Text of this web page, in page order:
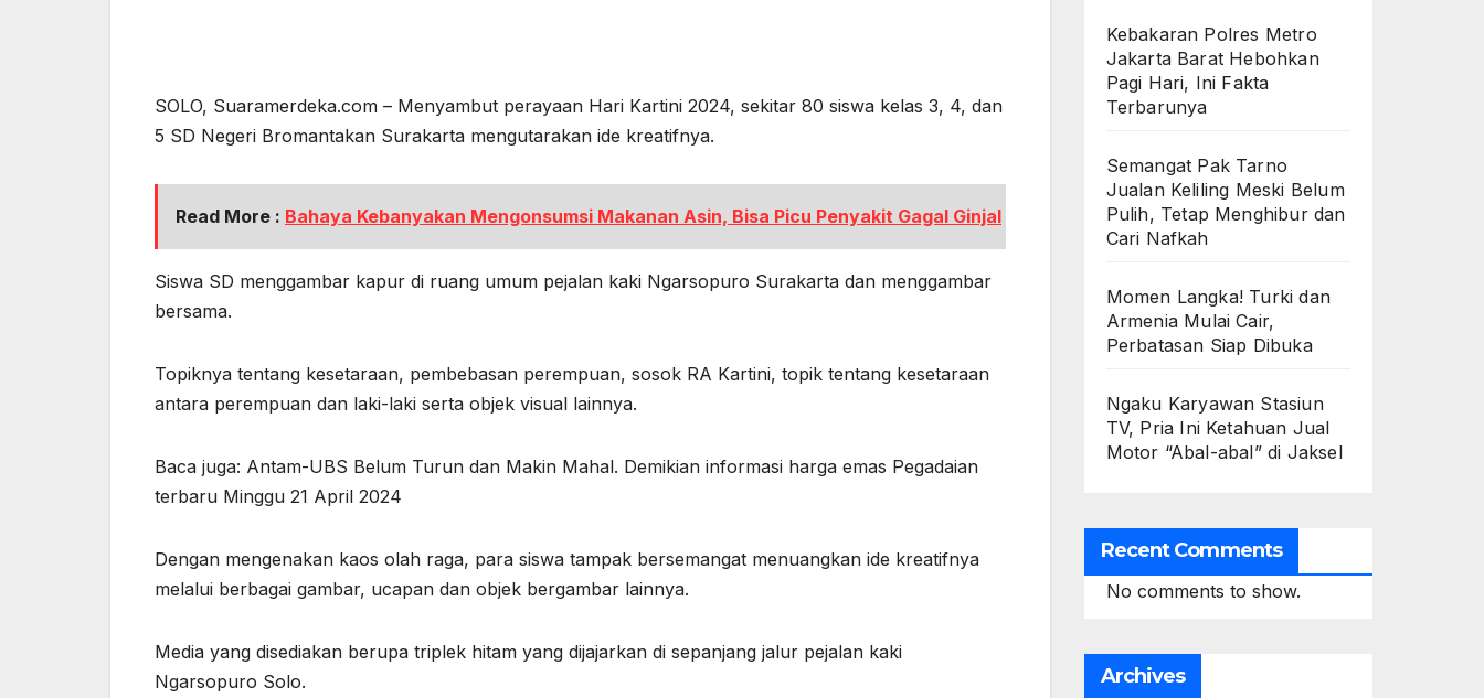
SOLO, Suaramerdeka.com – Menyambut perayaan Hari Kartini 2024, sekitar 80 siswa kelas 3, 4, dan
5 SD Negeri Bromantakan Surakarta mengutarakan ide kreatifnya.
Read More : Bahaya Kebanyakan Mengonsumsi Makanan Asin, Bisa Picu Penyakit Gagal Ginjal
Siswa SD menggambar kapur di ruang umum pejalan kaki Ngarsopuro Surakarta dan menggambar
bersama.
Topiknya tentang kesetaraan, pembebasan perempuan, sosok RA Kartini, topik tentang kesetaraan
antara perempuan dan laki-laki serta objek visual lainnya.
Baca juga: Antam-UBS Belum Turun dan Makin Mahal. Demikian informasi harga emas Pegadaian
terbaru Minggu 21 April 2024
Dengan mengenakan kaos olah raga, para siswa tampak bersemangat menuangkan ide kreatifnya
melalui berbagai gambar, ucapan dan objek bergambar lainnya.
Media yang disediakan berupa triplek hitam yang dijajarkan di sepanjang jalur pejalan kaki
Ngarsopuro Solo.
Kebakaran Polres Metro
Jakarta Barat Hebohkan
Pagi Hari, Ini Fakta
Terbarunya
Semangat Pak Tarno
Jualan Keliling Meski Belum
Pulih, Tetap Menghibur dan
Cari Nafkah
Momen Langka! Turki dan
Armenia Mulai Cair,
Perbatasan Siap Dibuka
Ngaku Karyawan Stasiun
TV, Pria Ini Ketahuan Jual
Motor “Abal-abal” di Jaksel
Recent Comments
No comments to show.
Archives